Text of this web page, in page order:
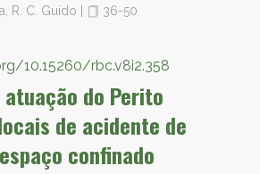
R. C. Guido 36-50
10.15260/rbc.v8i2.358
do Perito
de acidente de
confinado